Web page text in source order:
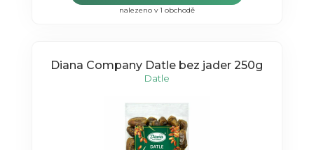
nalezeno v 1 obchodě
Diana Company Datle bez jader 250g
Datle